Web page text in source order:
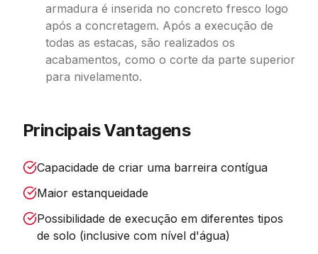
armadura é inserida no concreto fresco logo
após a concretagem. Após a execução de
todas as estacas, são realizados os
acabamentos, como o corte da parte superior
para nivelamento.
Principais Vantagens
Capacidade de criar uma barreira contígua
Maior estanqueidade
Possibilidade de execução em diferentes tipos
de solo (inclusive com nível d'água)